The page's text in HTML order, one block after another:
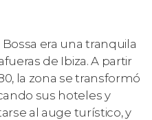
era una tranquila
de Ibiza. A partir
la zona se transformó
sus hoteles y
al auge turístico, y